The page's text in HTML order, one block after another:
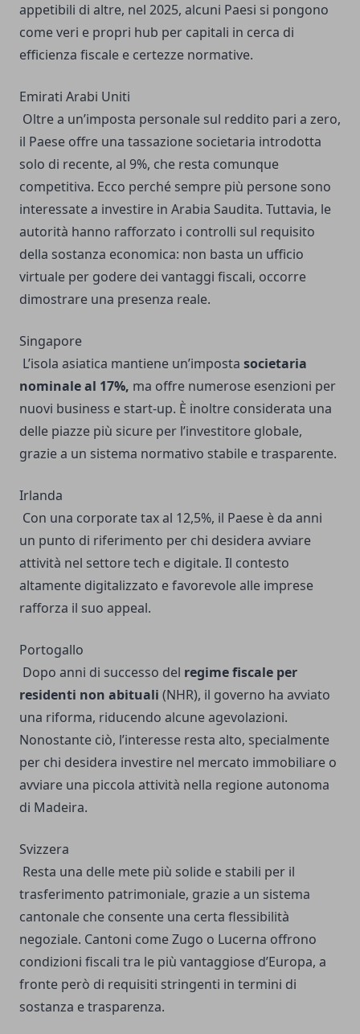
appetibili di altre, nel 2025, alcuni Paesi si pongono
come veri e propri hub per capitali in cerca di
efficienza fiscale e certezze normative.
Emirati Arabi Uniti
Oltre a un’imposta personale sul reddito pari a zero,
il Paese offre una tassazione societaria introdotta
solo di recente, al 9%, che resta comunque
competitiva. Ecco perché sempre più persone sono
interessate a investire in Arabia Saudita. Tuttavia, le
autorità hanno rafforzato i controlli sul requisito
della sostanza economica: non basta un ufficio
virtuale per godere dei vantaggi fiscali, occorre
dimostrare una presenza reale.
Singapore
L’isola asiatica mantiene un’imposta societaria
nominale al 17%, ma offre numerose esenzioni per
nuovi business e start-up. È inoltre considerata una
delle piazze più sicure per l’investitore globale,
grazie a un sistema normativo stabile e trasparente.
Irlanda
Con una corporate tax al 12,5%, il Paese è da anni
un punto di riferimento per chi desidera avviare
attività nel settore tech e digitale. Il contesto
altamente digitalizzato e favorevole alle imprese
rafforza il suo appeal.
Portogallo
Dopo anni di successo del regime fiscale per
residenti non abituali (NHR), il governo ha avviato
una riforma, riducendo alcune agevolazioni.
Nonostante ciò, l’interesse resta alto, specialmente
per chi desidera investire nel mercato immobiliare o
avviare una piccola attività nella regione autonoma
di Madeira.
Svizzera
Resta una delle mete più solide e stabili per il
trasferimento patrimoniale, grazie a un sistema
cantonale che consente una certa flessibilità
negoziale. Cantoni come Zugo o Lucerna offrono
condizioni fiscali tra le più vantaggiose d’Europa, a
fronte però di requisiti stringenti in termini di
sostanza e trasparenza.